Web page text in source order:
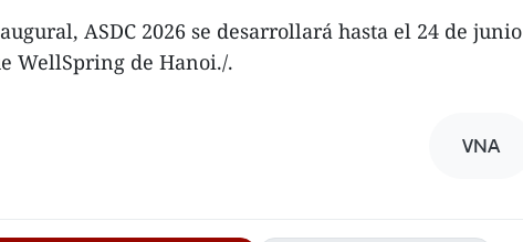
ASDC 2026 se desarrollará hasta el 24 de junio
WellSpring de Hanoi./.
VNA